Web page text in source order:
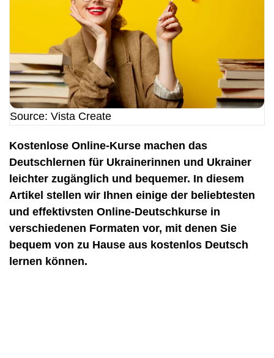
Source: Vista Create
Kostenlose Online-Kurse machen das
Deutschlernen für Ukrainerinnen und Ukrainer
leichter zugänglich und bequemer. In diesem
Artikel stellen wir Ihnen einige der beliebtesten
und effektivsten Online-Deutschkurse in
verschiedenen Formaten vor, mit denen Sie
bequem von zu Hause aus kostenlos Deutsch
lernen können.